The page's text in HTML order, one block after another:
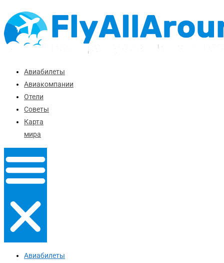
Перейти
к
содержимому
Авиабилеты
Авиакомпании
Отели
Советы
Карта
мира
Авиабилеты